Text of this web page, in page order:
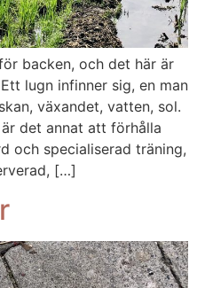
backen, och det här är
lugn infinner sig, en man
växandet, vatten, sol.
det annat att förhålla
och specialiserad träning,
[…]